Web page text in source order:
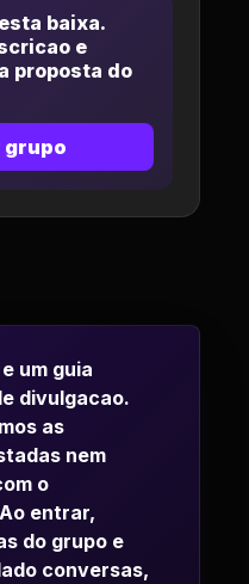
baixa.
e
proposta do
grupo
um guia
divulgacao.
as
nem
o
entrar,
do grupo e
conversas,